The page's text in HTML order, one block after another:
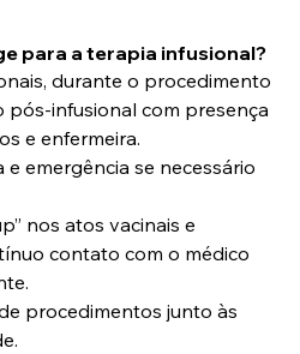
para a terapia infusional?
durante o procedimento
infusional com presença
e enfermeira.
emergência se necessário
nos atos vacinais e
contato com o médico
procedimentos junto às